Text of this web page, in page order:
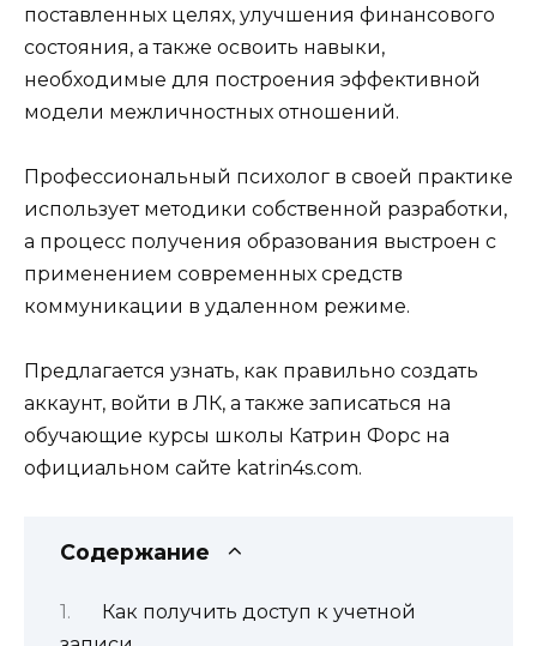
поставленных целях, улучшения финансового
состояния, а также освоить навыки,
необходимые для построения эффективной
модели межличностных отношений.
Профессиональный психолог в своей практике
использует методики собственной разработки,
а процесс получения образования выстроен с
применением современных средств
коммуникации в удаленном режиме.
Предлагается узнать, как правильно создать
аккаунт, войти в ЛК, а также записаться на
обучающие курсы школы Катрин Форс на
официальном сайте katrin4s.com.
Содержание
Как получить доступ к учетной